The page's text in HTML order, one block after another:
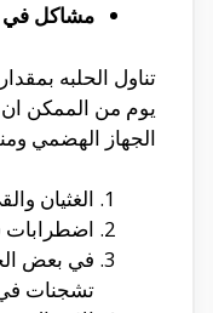
مشاكل في
يوم من الممكن
الجهاز الهضمي
الغثيان
اضطرابات
في بعض
تشجنات في